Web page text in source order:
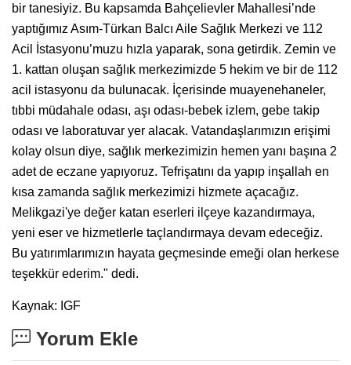
bir tanesiyiz. Bu kapsamda Bahçelievler Mahallesi’nde
yaptığımız Asım-Türkan Balcı Aile Sağlık Merkezi ve 112
Acil İstasyonu’muzu hızla yaparak, sona getirdik. Zemin ve
1. kattan oluşan sağlık merkezimizde 5 hekim ve bir de 112
acil istasyonu da bulunacak. İçerisinde muayenehaneler,
tıbbi müdahale odası, aşı odası-bebek izlem, gebe takip
odası ve laboratuvar yer alacak. Vatandaşlarımızın erişimi
kolay olsun diye, sağlık merkezimizin hemen yanı başına 2
adet de eczane yapıyoruz. Tefrişatını da yapıp inşallah en
kısa zamanda sağlık merkezimizi hizmete açacağız.
Melikgazi'ye değer katan eserleri ilçeye kazandırmaya,
yeni eser ve hizmetlerle taçlandırmaya devam edeceğiz.
Bu yatırımlarımızın hayata geçmesinde emeği olan herkese
teşekkür ederim." dedi.
Kaynak: IGF
Yorum Ekle